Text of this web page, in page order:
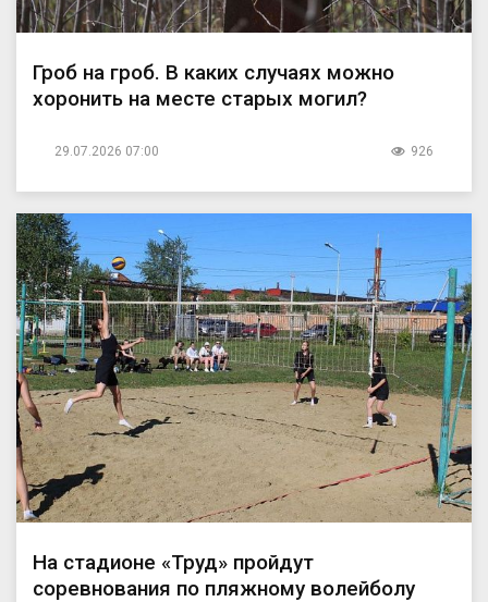
Гроб на гроб. В каких случаях можно
хоронить на месте старых могил?
29.07.2026 07:00 926
На стадионе «Труд» пройдут
соревнования по пляжному волейболу